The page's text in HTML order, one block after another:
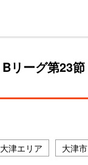
Bリーグ第23節
大津エリア 大津市